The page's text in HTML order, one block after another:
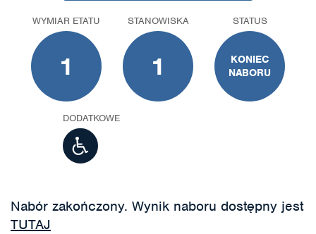
WYMIAR ETATU
1
STANOWISKA
1
STATUS
KONIEC
NABORU
DODATKOWE
Nabór zakończony. Wynik naboru dostępny jest
TUTAJ